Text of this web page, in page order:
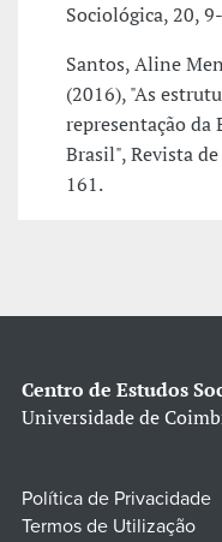
Sociológica, 20,
Santos, Aline
(2016), "As
representação
Brasil", Revista
161.
Centro de Estudos
Universidade de
Política de Privacidade
Termos de Utilização